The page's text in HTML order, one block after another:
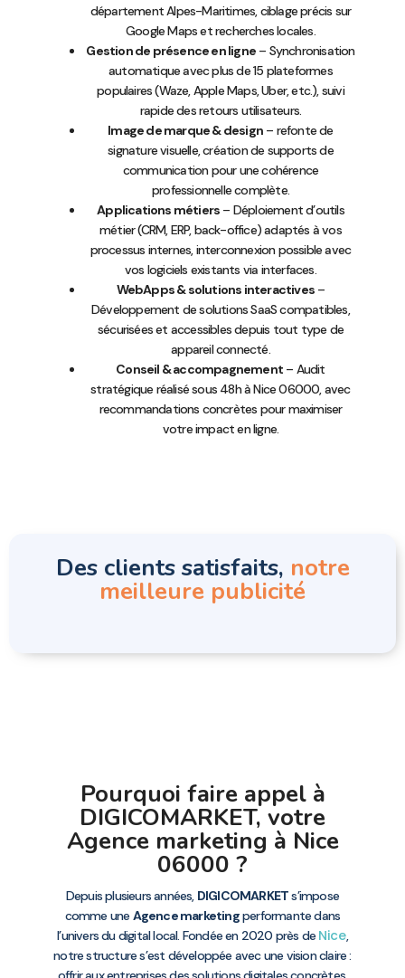
département Alpes-Maritimes, ciblage précis sur
Google Maps et recherches locales.
Gestion de présence en ligne – Synchronisation
automatique avec plus de 15 plateformes
populaires (Waze, Apple Maps, Uber, etc.), suivi
rapide des retours utilisateurs.
Image de marque & design – refonte de
signature visuelle, création de supports de
communication pour une cohérence
professionnelle complète.
Applications métiers – Déploiement d’outils
métier (CRM, ERP, back-office) adaptés à vos
processus internes, interconnexion possible avec
vos logiciels existants via interfaces.
WebApps & solutions interactives –
Développement de solutions SaaS compatibles,
sécurisées et accessibles depuis tout type de
appareil connecté.
Conseil & accompagnement – Audit
stratégique réalisé sous 48h à Nice 06000, avec
recommandations concrètes pour maximiser
votre impact en ligne.
Des clients satisfaits, notre
meilleure publicité
Pourquoi faire appel à
DIGICOMARKET, votre
Agence marketing à Nice
06000 ?
Depuis plusieurs années, DIGICOMARKETs’impose
comme une Agence marketingperformante dans
l’univers du digital local. Fondée en 2020 près de Nice,
notre structure s’est développée avec une vision claire :